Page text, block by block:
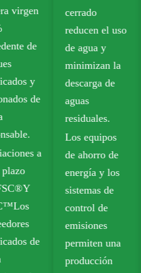
cerrado
reducen el uso
de agua y
minimizan la
descarga de
aguas
residuales.
Los equipos
de ahorro de
energía y los
sistemas de
control de
emisiones
permiten una
producción
de
para el
(FBB)